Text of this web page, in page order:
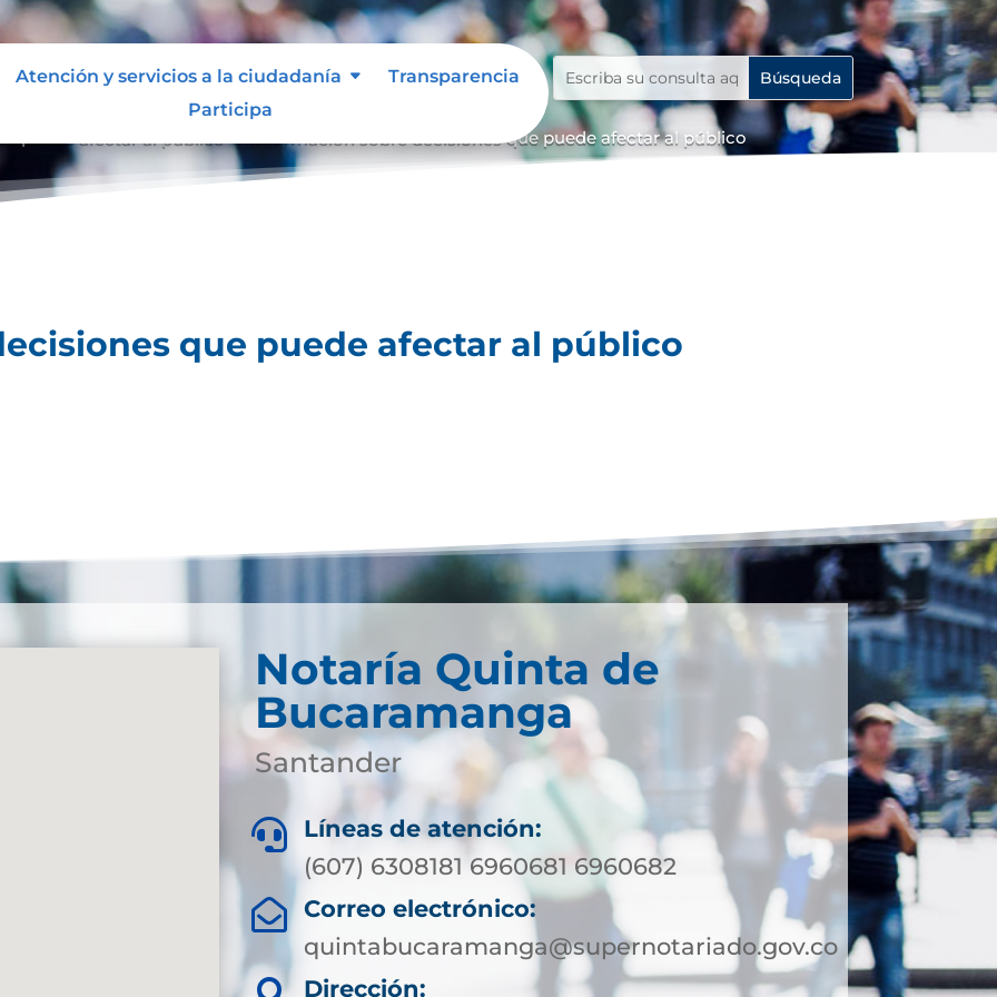
Atención y servicios a la ciudadanía
Transparencia
Participa
puede afectar al público Información sobre decisiones que puede afectar al público
que puede afectar al público
Notaría Quinta de
Bucaramanga
Santander

Líneas de atención:
(607) 6308181 6960681 6960682

Correo electrónico:
quintabucaramanga@supernotariado.gov.co
Dirección: